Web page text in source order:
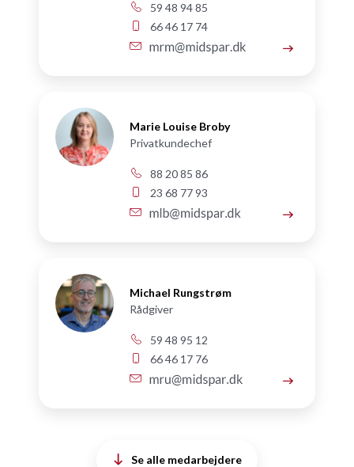
59 48 94 85
66 46 17 74
Marie Louise Broby
Privatkundechef
88 20 85 86
23 68 77 93
Michael Rungstrøm
Rådgiver
59 48 95 12
66 46 17 76
Se alle medarbejdere